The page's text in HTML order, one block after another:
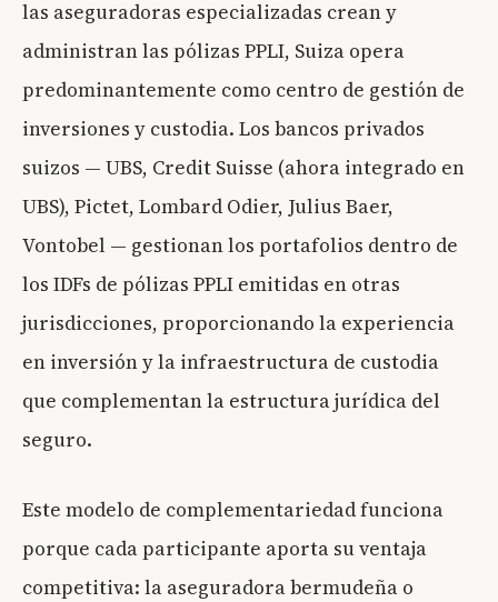
las aseguradoras especializadas crean y
administran las pólizas PPLI, Suiza opera
predominantemente como centro de gestión de
inversiones y custodia. Los bancos privados
suizos — UBS, Credit Suisse (ahora integrado en
UBS), Pictet, Lombard Odier, Julius Baer,
Vontobel — gestionan los portafolios dentro de
los IDFs de pólizas PPLI emitidas en otras
jurisdicciones, proporcionando la experiencia
en inversión y la infraestructura de custodia
que complementan la estructura jurídica del
seguro.
Este modelo de complementariedad funciona
porque cada participante aporta su ventaja
competitiva: la aseguradora bermudeña o